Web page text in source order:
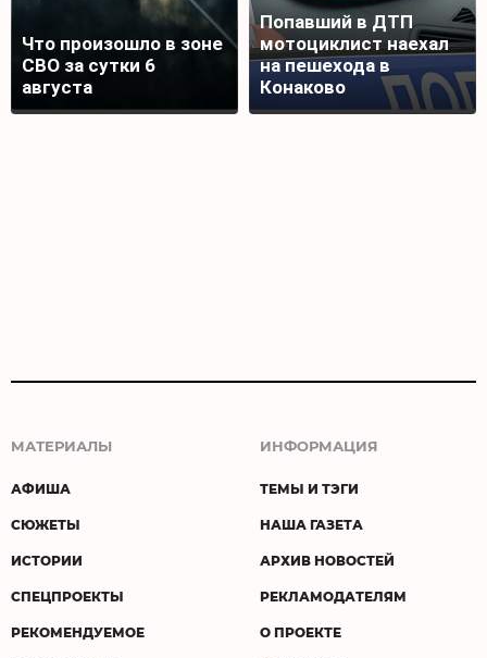
Что произошло в зоне
СВО за сутки 6
августа
Попавший в ДТП
мотоциклист наехал
на пешехода в
Конаково
МАТЕРИАЛЫ
АФИША
СЮЖЕТЫ
ИСТОРИИ
СПЕЦПРОЕКТЫ
РЕКОМЕНДУЕМОЕ
ИНФОРМАЦИЯ
ТЕМЫ И ТЭГИ
НАША ГАЗЕТА
АРХИВ НОВОСТЕЙ
РЕКЛАМОДАТЕЛЯМ
О ПРОЕКТЕ